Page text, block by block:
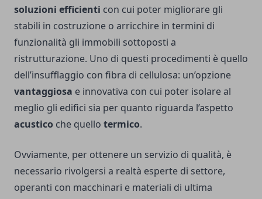
soluzioni efficienti con cui poter migliorare gli
stabili in costruzione o arricchire in termini di
funzionalità gli immobili sottoposti a
ristrutturazione. Uno di questi procedimenti è quello
dell’insufflaggio con fibra di cellulosa: un’opzione
vantaggiosa e innovativa con cui poter isolare al
meglio gli edifici sia per quanto riguarda l’aspetto
acustico che quello termico.
Ovviamente, per ottenere un servizio di qualità, è
necessario rivolgersi a realtà esperte di settore,
operanti con macchinari e materiali di ultima